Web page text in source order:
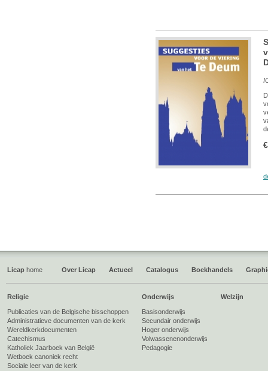
Licap home Over Licap Actueel Catalogus Boekhandels
Religie
Publicaties van de Belgische bisschoppen
Administratieve documenten van de kerk
Wereldkerkdocumenten
Catechismus
Katholiek Jaarboek van België
Wetboek canoniek recht
Sociale leer van de kerk
Onderwijs
Basisonderwijs
Secundair onderwijs
Hoger onderwijs
Volwassenenonderwijs
Pedagogie
Welzijn